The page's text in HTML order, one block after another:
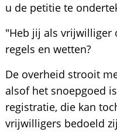
u de petitie te
"Heb jij als vrijwilliger
regels en wetten?
De overheid strooit
alsof het snoepgoed
registratie, die kan
vrijwilligers bedoeld